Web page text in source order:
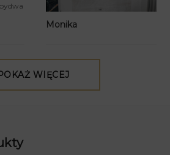
Monika
WIĘCEJ